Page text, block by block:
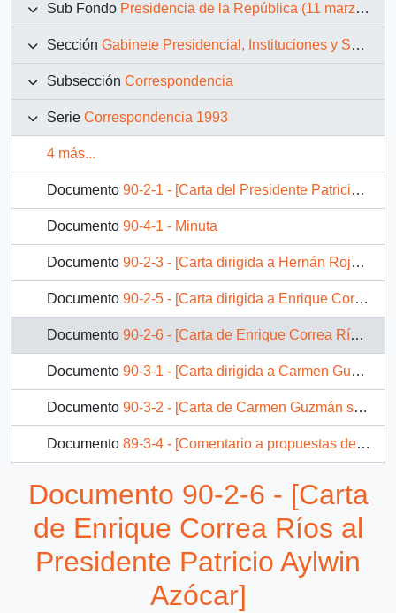
Sub Fondo Presidencia de la República (11 marzo 1990 – 11 marzo 1994)
Sección Gabinete Presidencial, Instituciones y Servicios
Subsección Correspondencia
Serie Correspondencia 1993
4 más...
Documento 90-2-1 - [Carta del Presidente Patricio Aylwin Azócar dirigida a Bernardo de la Maza y colegas]
Documento 90-4-1 - Minuta
Documento 90-2-3 - [Carta dirigida a Hernán Rojo Avendaño]
Documento 90-2-5 - [Carta dirigida a Enrique Correa Ríos]
Documento 90-2-6 - [Carta de Enrique Correa Ríos al Presidente Patricio Aylwin Azócar]
Documento 90-3-1 - [Carta dirigida a Carmen Guzmán]
Documento 90-3-2 - [Carta de Carmen Guzmán sobre proyecto]
Documento 89-3-4 - [Comentario a propuestas del Consejo Gremial de Arica]
92-29161 - [Carta de Secretario Privado de la Presidencia al Ministro de Vivienda por solicitud de postulación de vivienda]
133 más...
Documento 90-2-6 - [Carta
de Enrique Correa Ríos al
Presidente Patricio Aylwin
Azócar]